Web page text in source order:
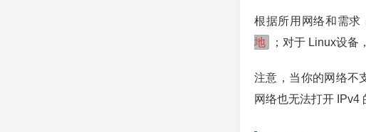
根据所用网络和需求
地
；对于 Linux设备
注意，当你的网络不
网络也无法打开 IPv4